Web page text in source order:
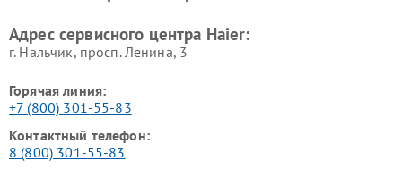
Адрес сервисного центра Haier:
г. Нальчик, просп. Ленина, 3
Горячая линия:
+7 (800) 301-55-83
Контактный телефон:
8 (800) 301-55-83